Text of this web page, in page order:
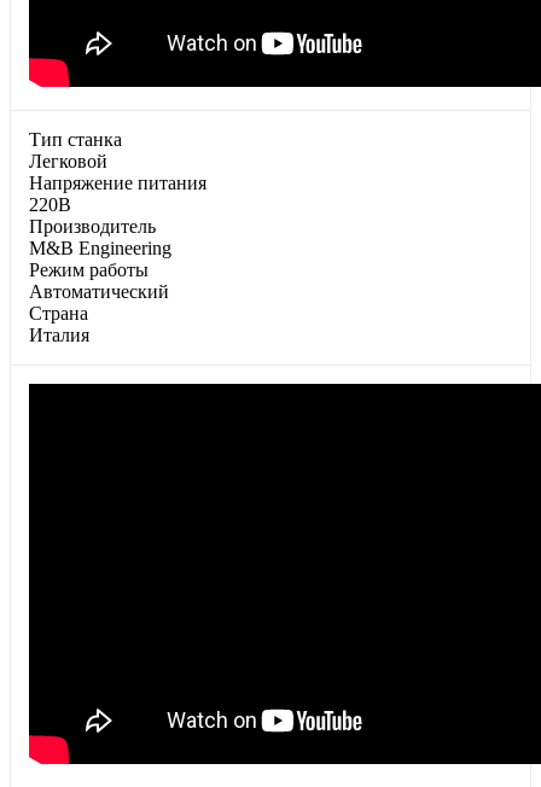
Тип станка
Легковой
Напряжение питания
220В
Производитель
M&B Engineering
Режим работы
Автоматический
Страна
Италия